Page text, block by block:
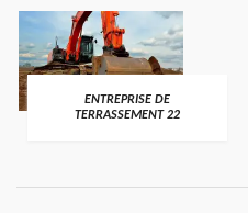
ENTREPRISE DE
TERRASSEMENT 22